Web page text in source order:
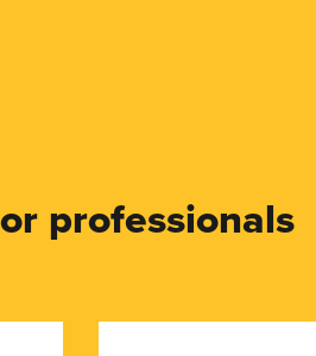
professionals